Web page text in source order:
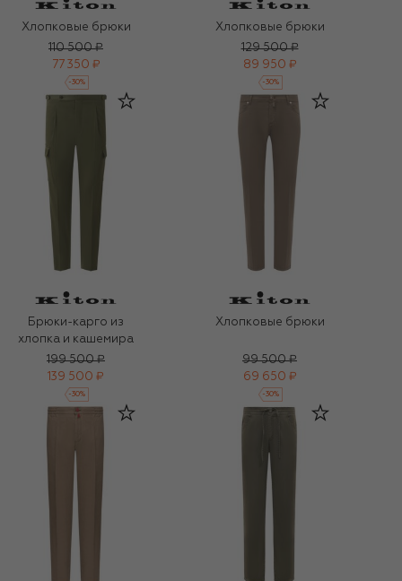
Хлопковые брюки
110 500 ₽
77 350 ₽
-30%
Хлопковые брюки
129 500 ₽
89 950 ₽
-30%
Брюки-карго из
хлопка и кашемира
199 500 ₽
139 500 ₽
-30%
Хлопковые брюки
99 500 ₽
69 650 ₽
-30%